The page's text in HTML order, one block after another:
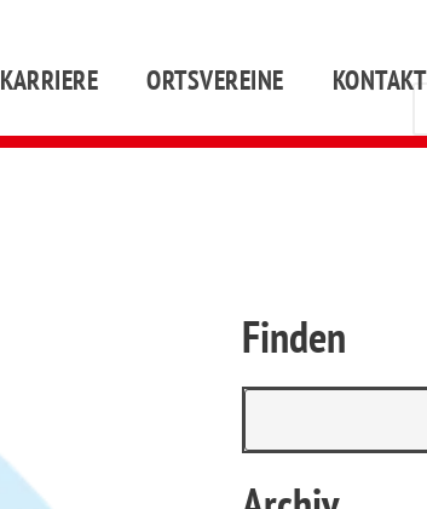
KARRIERE ORTSVEREINE KONTAKT
Finden